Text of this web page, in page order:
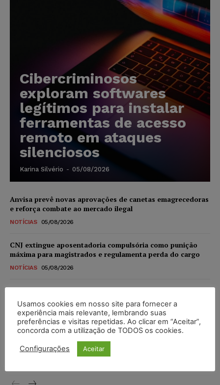
Cibercriminosos
exploram softwares
legítimos para instalar
ferramentas de acesso
remoto em ataques
silenciosos
Karina Silvério - 05/08/2026
Anvisa prevê novas aprovações de canetas emagrecedoras
e reforça combate ao mercado ilegal
NOTÍCIAS 05/08/2026
CNJ extingue aposentadoria compulsória como punição
máxima para magistrados e regulamenta perda do cargo
NOTÍCIAS 05/08/2026
Moraes contra senador Alessandro Vieira
NOTÍCIAS 05/08/2026
Conselho Nacional de Justiça determina afastamento da
juíza Gabriela Hardt por dois anos
Usamos cookies em nosso site para fornecer a
experiência mais relevante, lembrando suas
preferências e visitas repetidas. Ao clicar em “Aceitar”,
concorda com a utilização de TODOS os cookies.
Configurações Aceitar